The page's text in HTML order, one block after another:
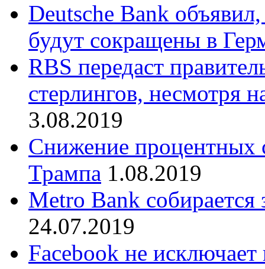
Deutsche Bank
будут сокращены в
RBS передаст
стерлингов, несмотря
3.08.2019
Снижение процентных
Трампа 1.08.2019
Metro Bank
24.07.2019
Facebook не